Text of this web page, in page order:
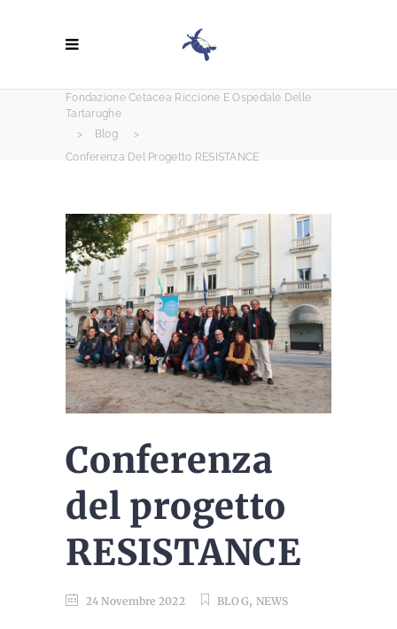
Fondazione Cetacea Riccione E Ospedale Delle
Tartarughe
>
Blog
>
Conferenza Del Progetto RESISTANCE
Conferenza
del progetto
RESISTANCE
24 Novembre 2022 BLOG, NEWS